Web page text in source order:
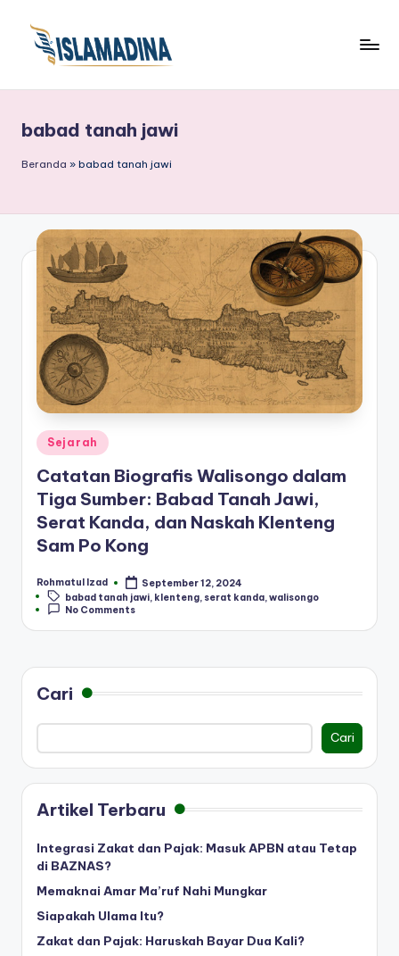
babad tanah jawi
Beranda » babad tanah jawi
Posted
in
Sejarah
Catatan Biografis Walisongo dalam
Tiga Sumber: Babad Tanah Jawi,
Serat Kanda, dan Naskah Klenteng
Sam Po Kong
Posted
by
Rohmatul Izad
September 12, 2024
Tags:babad tanah jawi klenteng serat kanda ,walisongo
No Comments
Cari
Cari
Artikel Terbaru
Integrasi Zakat dan Pajak: Masuk APBN atau Tetap
di BAZNAS?
Memaknai Amar Ma’ruf Nahi Mungkar
Siapakah Ulama Itu?
Zakat dan Pajak: Haruskah Bayar Dua Kali?